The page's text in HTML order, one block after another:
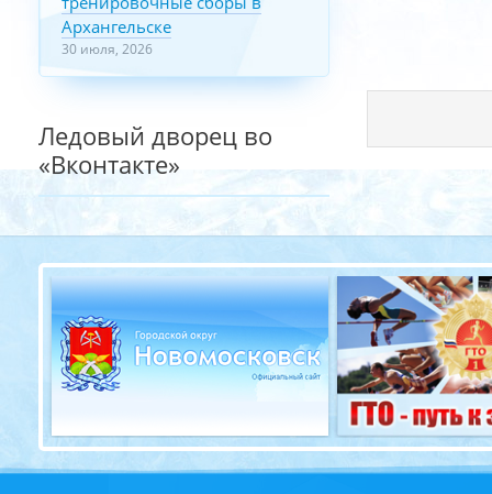
Архангельске
30 июля, 2026
Ледовый дворец во
«Вконтакте»